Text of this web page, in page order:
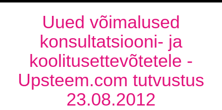
Uued võimalused
konsultatsiooni- ja
koolitusettevõtetele -
Upsteem.com tutvustus
23.08.2012